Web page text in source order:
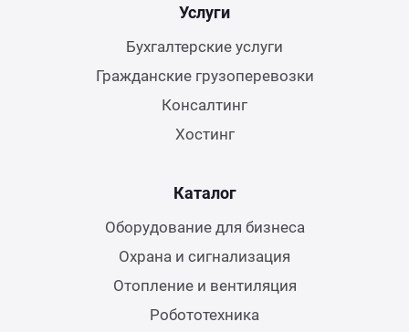
Услуги
Бухгалтерские услуги
Гражданские грузоперевозки
Консалтинг
Хостинг
Каталог
Оборудование для бизнеса
Охрана и сигнализация
Отопление и вентиляция
Робототехника